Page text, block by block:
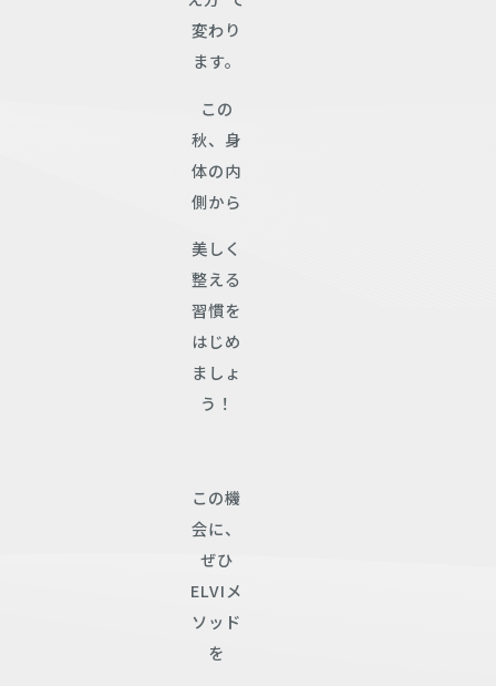
変わり
ます。
この
秋、身
体の内
側から
美しく
整える
習慣を
はじめ
ましょ
う！
この機
会に、
ぜひ
ELVIメ
ソッド
を